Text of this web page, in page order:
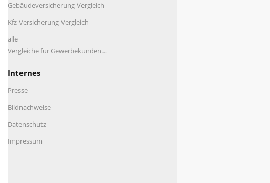
Gebäudeversicherung-Vergleich
Kfz-Versicherung-Vergleich
alle
Vergleiche für Gewerbekunden…
Internes
Presse
Bildnachweise
Datenschutz
Impressum